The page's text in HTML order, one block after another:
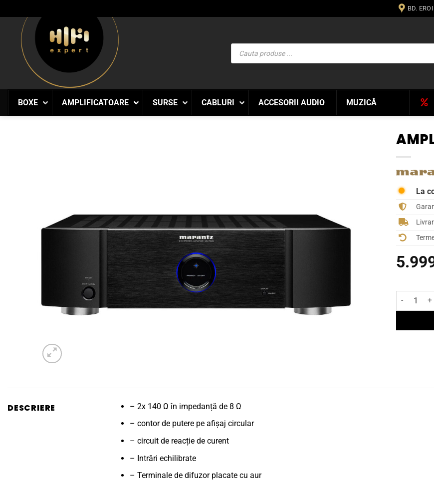
to
content
BD.
Products
search
BOXE AMPLIFICATOARE SURSE CABLURI ACCESORII AUDIO MUZICĂ
La
Cantitate
DESCRIERE
– 2x 140 Ω în impedanță de 8 Ω
– contor de putere pe afișaj circular
– circuit de reacție de curent
– Intrări echilibrate
– Terminale de difuzor placate cu aur